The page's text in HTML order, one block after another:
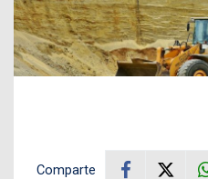
Comparte